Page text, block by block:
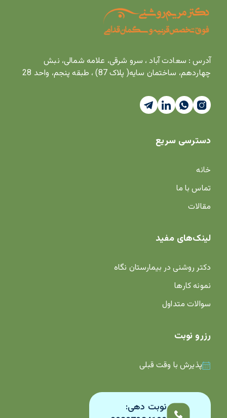
آدرس : سعادت آباد ، سرو شرقی، علامه شمالی، نبش
چهاردهم، ساختمان سایه( پلاک 87) ، طبقه پنجم، واحد 28
دسترسی سریع
خانه
تماس با ما
مقالات
لینک‌های مفید
دکتر روشنی در بیمارستان نگاه
نمونه کارها
سوالات متداول
رزرو نوبت
پذیرش با وقت قبلی
نوبت دهی: